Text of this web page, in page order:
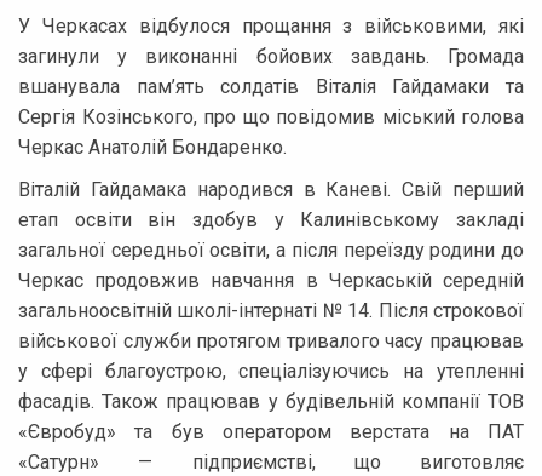
У Черкасах відбулося прощання з військовими, які
загинули у виконанні бойових завдань. Громада
вшанувала пам’ять солдатів Віталія Гайдамаки та
Сергія Козінського, про що повідомив міський голова
Черкас Анатолій Бондаренко.
Віталій Гайдамака народився в Каневі. Свій перший
етап освіти він здобув у Калинівському закладі
загальної середньої освіти, а після переїзду родини до
Черкас продовжив навчання в Черкаській середній
загальноосвітній школі-інтернаті № 14. Після строкової
військової служби протягом тривалого часу працював
у сфері благоустрою, спеціалізуючись на утепленні
фасадів. Також працював у будівельній компанії ТОВ
«Євробуд» та був оператором верстата на ПАТ
«Сатурн» — підприємстві, що виготовляє